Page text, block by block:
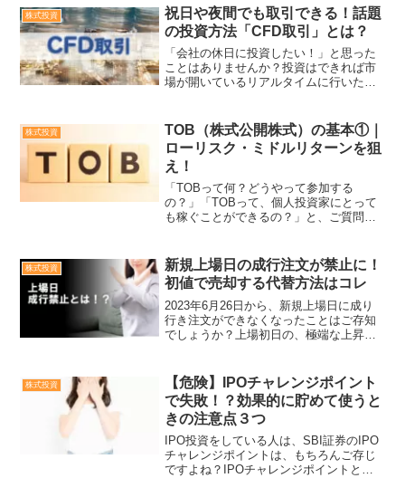
います。「裏幹事」とは？どのような特
徴があるの...
株式投資
祝日や夜間でも取引できる！話題
の投資方法「CFD取引」とは？
「会社の休日に投資したい！」と思った
ことはありませんか？投資はできれば市
場が開いているリアルタイムに行いたい
についてご紹介します
株式投資
TOB（株式公開株式）の基本①｜
ローリスク・ミドルリターンを狙
え！
「TOBって何？どうやって参加する
の？」「TOBって、個人投資家にとって
も稼ぐことができるの？」と、ご質問を
執筆します。TOB（株式公開買付）と
は、企業買収の手段です...
株式投資
新規上場日の成行注文が禁止に！
初値で売却する代替方法はコレ
2023年6月26日から、新規上場日に成り
行き注文ができなくなったことはご存知
でしょうか？上場初日の、極端な上昇や
は「成り行き注文」が禁止となりまし
た。「久しぶりにIP...
株式投資
【危険】IPOチャレンジポイント
で失敗！？効果的に貯めて使うと
きの注意点３つ
IPO投資をしている人は、SBI証券のIPO
チャレンジポイントは、もちろんご存じ
ですよね？IPOチャレンジポイントとは